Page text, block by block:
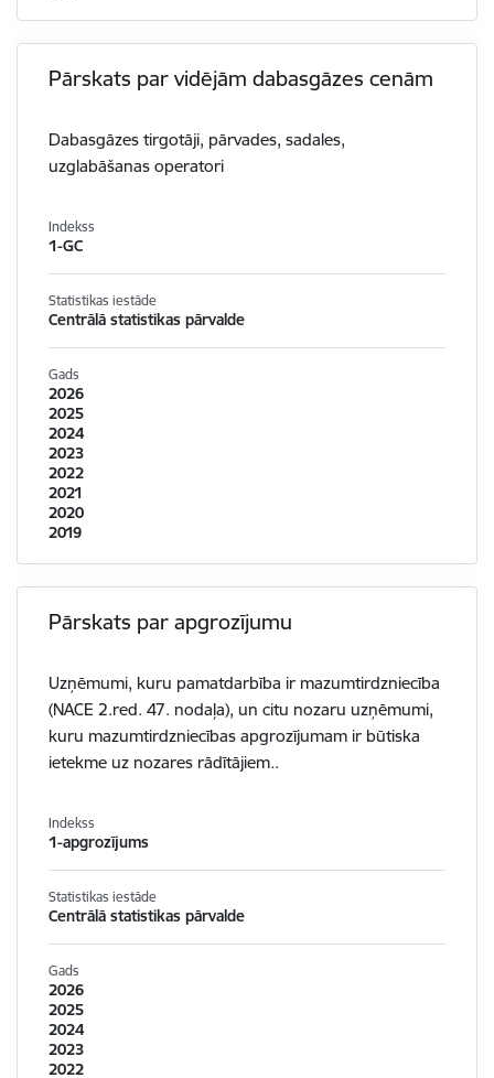
Pārskats par vidējām dabasgāzes cenām
Dabasgāzes tirgotāji, pārvades, sadales,
uzglabāšanas operatori
Indekss
1-GC
Statistikas iestāde
Centrālā statistikas pārvalde
Gads
2026
2025
2024
2023
2022
2021
2020
2019
Pārskats par apgrozījumu
Uzņēmumi, kuru pamatdarbība ir mazumtirdzniecība
(NACE 2.red. 47. nodaļa), un citu nozaru uzņēmumi,
kuru mazumtirdzniecības apgrozījumam ir būtiska
ietekme uz nozares rādītājiem..
Indekss
1-apgrozījums
Statistikas iestāde
Centrālā statistikas pārvalde
Gads
2026
2025
2024
2023
2022